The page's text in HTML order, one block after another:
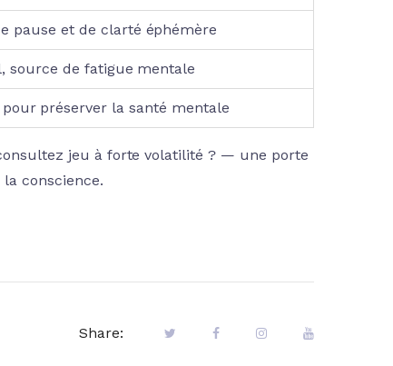
pause et de clarté éphémère
source de fatigue mentale
préserver la santé mentale
jeu à forte volatilité ? — une porte
conscience.
Share: